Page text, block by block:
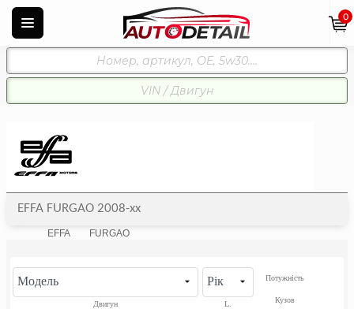
0
EFFA FURGAO 2008-xx
EFFA FURGAO
Модель
Двигун
Рік
L.
Потужність
Кузов